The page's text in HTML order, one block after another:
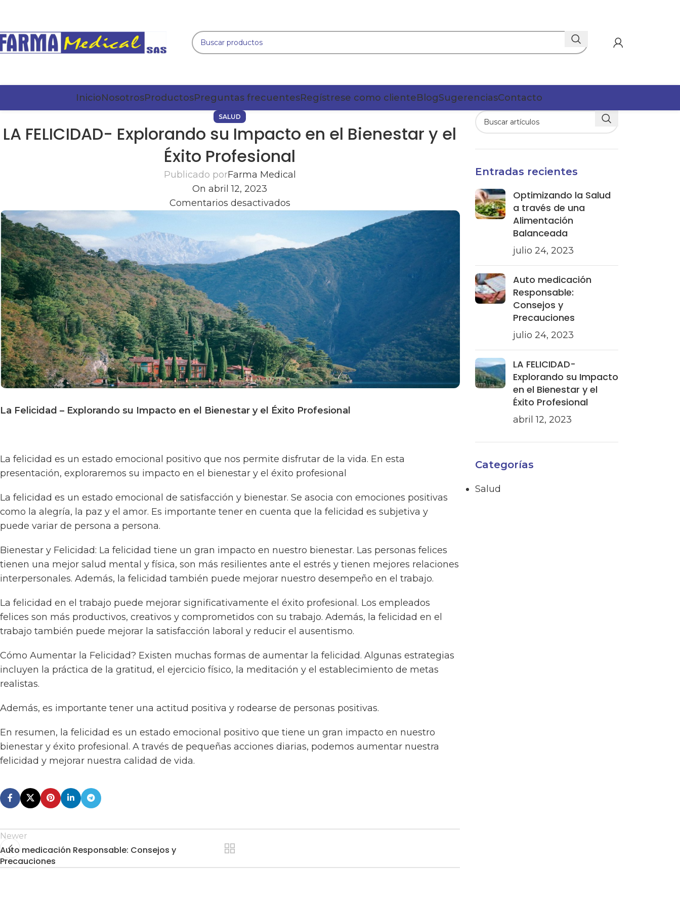
InicioNosotrosProductosPreguntas frecuentesRegístrese como clienteBlogSugerenciasContacto
SALUD
LA FELICIDAD- Explorando su Impacto en el Bienestar y el
Éxito Profesional
Publicado porFarma Medical
On abril 12, 2023
Comentarios desactivados
La Felicidad – Explorando su Impacto en el Bienestar y el Éxito Profesional
La felicidad es un estado emocional positivo que nos permite disfrutar de la vida. En esta
presentación, exploraremos su impacto en el bienestar y el éxito profesional
La felicidad es un estado emocional de satisfacción y bienestar. Se asocia con emociones positivas
como la alegría, la paz y el amor. Es importante tener en cuenta que la felicidad es subjetiva y
puede variar de persona a persona.
Bienestar y Felicidad: La felicidad tiene un gran impacto en nuestro bienestar. Las personas felices
tienen una mejor salud mental y física, son más resilientes ante el estrés y tienen mejores relaciones
interpersonales. Además, la felicidad también puede mejorar nuestro desempeño en el trabajo.
La felicidad en el trabajo puede mejorar significativamente el éxito profesional. Los empleados
felices son más productivos, creativos y comprometidos con su trabajo. Además, la felicidad en el
trabajo también puede mejorar la satisfacción laboral y reducir el ausentismo.
Cómo Aumentar la Felicidad? Existen muchas formas de aumentar la felicidad. Algunas estrategias
incluyen la práctica de la gratitud, el ejercicio físico, la meditación y el establecimiento de metas
realistas.
Además, es importante tener una actitud positiva y rodearse de personas positivas.
En resumen, la felicidad es un estado emocional positivo que tiene un gran impacto en nuestro
bienestar y éxito profesional. A través de pequeñas acciones diarias, podemos aumentar nuestra
felicidad y mejorar nuestra calidad de vida.
Newer
Auto medicación Responsable: Consejos y
Precauciones
Entradas recientes
Optimizando la Salud
a través de una
Alimentación
Balanceada
julio 24, 2023
Auto medicación
Responsable:
Consejos y
Precauciones
julio 24, 2023
LA FELICIDAD-
Explorando su Impacto
en el Bienestar y el
Éxito Profesional
abril 12, 2023
Categorías
Salud